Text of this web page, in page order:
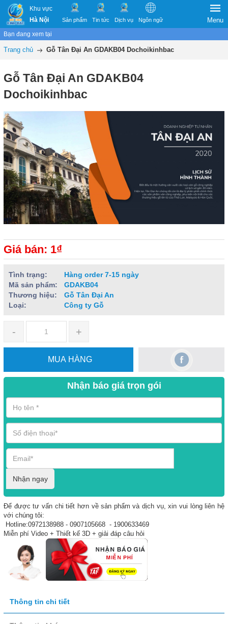
Khu vực
Hà Nội
Sản phẩm Tin tức Dịch vụ Ngôn ngữ Menu
Bạn đang xem tại
Trang chủ Gỗ Tân Đại An GDAKB04 Dochoikinhbac
Gỗ Tân Đại An GDAKB04
Dochoikinhbac
Giá bán: 1₫
Tình trạng:
Hàng order 7-15 ngày
Mã sản phẩm:
GDAKB04
Thương hiệu:
Gỗ Tân Đại An
Loại:
Công ty Gỗ
- +
MUA HÀNG
Nhận báo giá trọn gói
Nhận ngay
Để được tư vấn chi tiết hơn về sản phẩm và dịch vụ, xin vui lòng liên hệ
với chúng tôi:
Hotline:0972138988 - 0907105668 - 1900633469
Miễn phí Video + Thiết kế 3D + giải đáp câu hỏi
Thông tin chi tiết